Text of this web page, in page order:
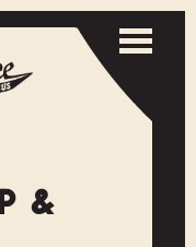
Toggle
&